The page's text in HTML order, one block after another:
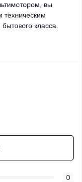
вы
техническим
класса.
0